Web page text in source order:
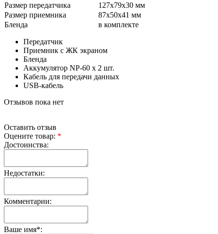
Размер передатчика
127х79х30 мм
Размер приемника
87х50х41 мм
Бленда
в комплекте
Передатчик
Приемник с ЖК экраном
Бленда
Аккумулятор NP-60 х 2 шт.
Кабель для передачи данных
USB-кабель
Отзывов пока нет
Оставить отзыв
Оцените товар: *
Достоинства:
Недостатки:
Комментарии:
Ваше имя*: